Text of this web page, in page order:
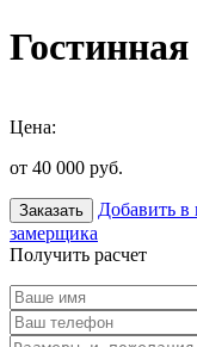
Цена:
от 40 000 руб.
Заказать Добавить в
замерщика
Получить расчет